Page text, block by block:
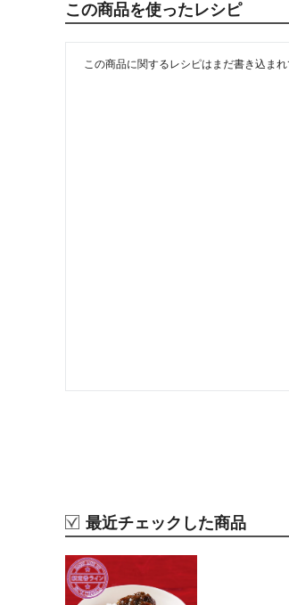
この商品を使ったレシピ
この商品に関するレシピはまだ書き込まれ
最近チェックした商品